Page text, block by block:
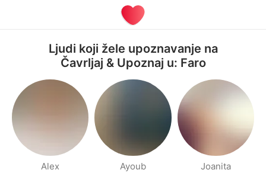
Ljudi koji žele upoznavanje na
Čavrljaj & Upoznaj u: Faro
Alex Ayoub Joanita